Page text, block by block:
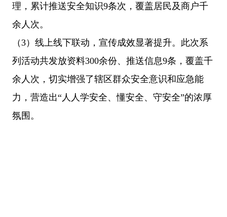
理，累计推送安全知识9条次，覆盖居民及商户千
余人次。
（3）线上线下联动，宣传成效显著提升。此次系
列活动共发放资料300余份、推送信息9条，覆盖千
余人次，切实增强了辖区群众安全意识和应急能
力，营造出“人人学安全、懂安全、守安全”的浓厚
氛围。